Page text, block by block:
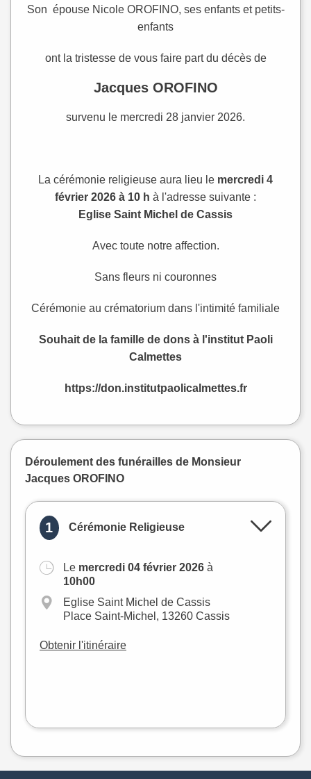
Son épouse Nicole OROFINO, ses enfants et petits-
enfants
ont la tristesse de vous faire part du décès de
Jacques OROFINO
survenu le mercredi 28 janvier 2026.
La cérémonie religieuse aura lieu le mercredi 4
février 2026 à 10 h à l'adresse suivante :
Eglise Saint Michel de Cassis
Avec toute notre affection.
Sans fleurs ni couronnes
Cérémonie au crématorium dans l'intimité familiale
Souhait de la famille de dons à l'institut Paoli
Calmettes
https://don.institutpaolicalmettes.fr
Déroulement des funérailles de Monsieur
Jacques OROFINO
1 Cérémonie Religieuse
Le mercredi 04 février 2026 à
10h00
Eglise Saint Michel de Cassis
Place Saint-Michel, 13260 Cassis
Obtenir l'itinéraire